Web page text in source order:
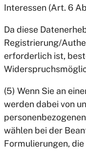
Interessen (Art. 6
Da diese
Registrierung/
erforderlich ist,
(5) Wenn Sie an
werden dabei von
wählen bei der
Formulierungen,